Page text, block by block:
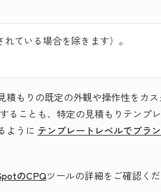
ている場合を除きます）。
積もりの既定の外観や操作性をカ
ることも、特定の見積もりテンプ
ように テンプレートレベルでブラ
のCPQツールの詳細をご確認くだ